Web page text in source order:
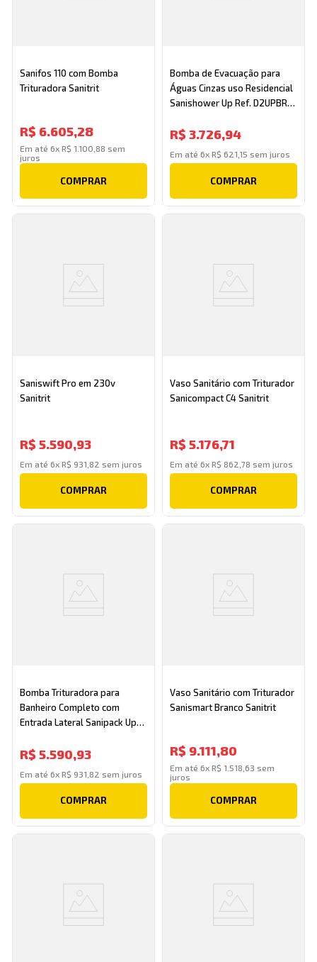
Sanifos 110 com Bomba
Trituradora Sanitrit
R$ 6.605,28
Em até6xR$ 1 100 88 sem
juros
COMPRAR
Bomba de Evacuação para
Águas Cinzas uso Residencial
Sanishower Up Ref. D2UPBR
R$ 3.726,94
Em até 6x R$ 621 15 sem juros
COMPRAR
Saniswift Pro em 230v
Sanitrit
R$ 5.590,93
Em até6xR$ 931 82 sem juros
COMPRAR
Vaso Sanitário com Triturador
Sanicompact C4 Sanitrit
R$ 5.176,71
Em até 6x R$ 862 78 sem juros
COMPRAR
Bomba Trituradora para
Banheiro Completo com
Entrada Lateral Sanipack Up
R$ 5.590,93
Em até6xR$ 931 82 sem juros
COMPRAR
Vaso Sanitário com Triturador
Sanismart Branco Sanitrit
R$ 9.111,80
Em até 6x R$ 1 518 63 sem
juros
COMPRAR